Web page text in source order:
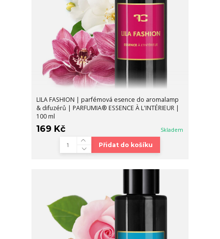
LILA FASHION | parfémová esence do aromalamp
& difuzérů | PARFUMIA® ESSENCE À L'INTÉRIEUR |
100 ml
169 Kč Skladem
Přidat do košíku